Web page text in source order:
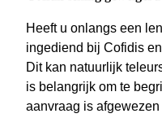
Heeft u onlangs een
ingediend bij Cofidis
Dit kan natuurlijk
is belangrijk om te
aanvraag is